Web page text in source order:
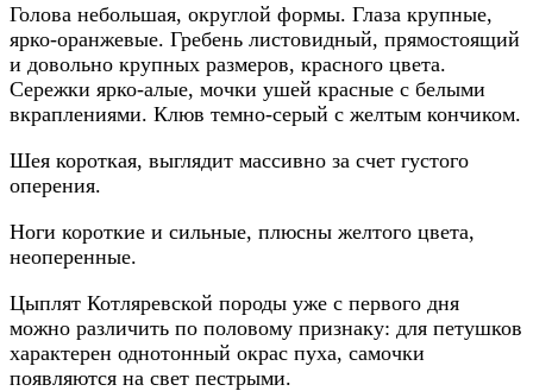
Голова небольшая, округлой формы. Глаза крупные,
ярко-оранжевые. Гребень листовидный, прямостоящий
и довольно крупных размеров, красного цвета.
Сережки ярко-алые, мочки ушей красные с белыми
вкраплениями. Клюв темно-серый с желтым кончиком.
Шея короткая, выглядит массивно за счет густого
оперения.
Ноги короткие и сильные, плюсны желтого цвета,
неоперенные.
Цыплят Котляревской породы уже с первого дня
можно различить по половому признаку: для петушков
характерен однотонный окрас пуха, самочки
появляются на свет пестрыми.